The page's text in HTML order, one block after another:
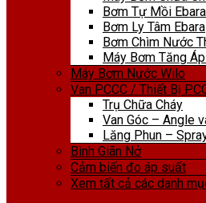
Bơm Tự Mồi Ebara
Bơm Ly Tâm Ebara
Bơm Chìm Nước
Máy Bơm Tăng
Máy Bơm Nước Wilo
Van PCCC / Thiết Bị
Trụ Chữa Cháy
Van Góc – Angle
Lăng Phun –
Bình Giãn Nở
Cảm biến đo áp suất
Xem tất cả các danh